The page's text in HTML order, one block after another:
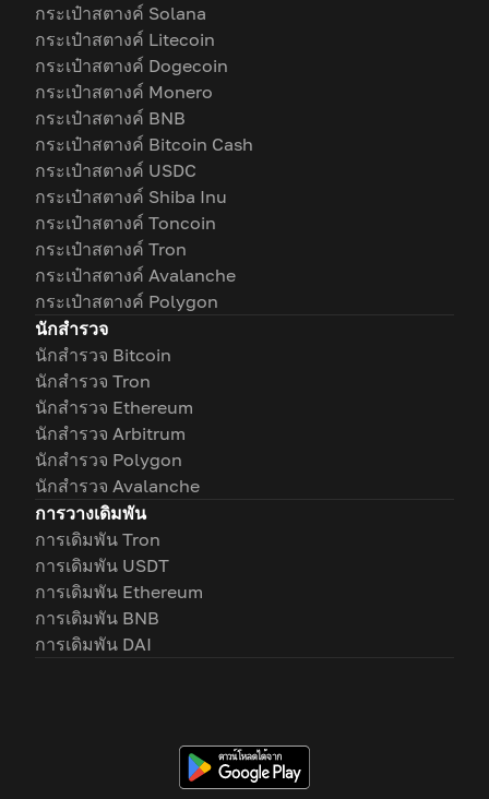
กระเป๋าสตางค์ Solana
กระเป๋าสตางค์ Litecoin
กระเป๋าสตางค์ Dogecoin
กระเป๋าสตางค์ Monero
กระเป๋าสตางค์ BNB
กระเป๋าสตางค์ Bitcoin Cash
กระเป๋าสตางค์ USDC
กระเป๋าสตางค์ Shiba Inu
กระเป๋าสตางค์ Toncoin
กระเป๋าสตางค์ Tron
กระเป๋าสตางค์ Avalanche
กระเป๋าสตางค์ Polygon
นักสำรวจ
นักสำรวจ Bitcoin
นักสำรวจ Tron
นักสำรวจ Ethereum
นักสำรวจ Arbitrum
นักสำรวจ Polygon
นักสำรวจ Avalanche
การวางเดิมพัน
การเดิมพัน Tron
การเดิมพัน USDT
การเดิมพัน Ethereum
การเดิมพัน BNB
การเดิมพัน DAI